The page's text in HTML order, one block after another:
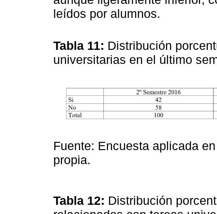
leídos por alumnos.
Tabla 11: Distribución
universitarias en el último
Fuente: Encuesta aplicada
propia.
Tabla 12: Distribución